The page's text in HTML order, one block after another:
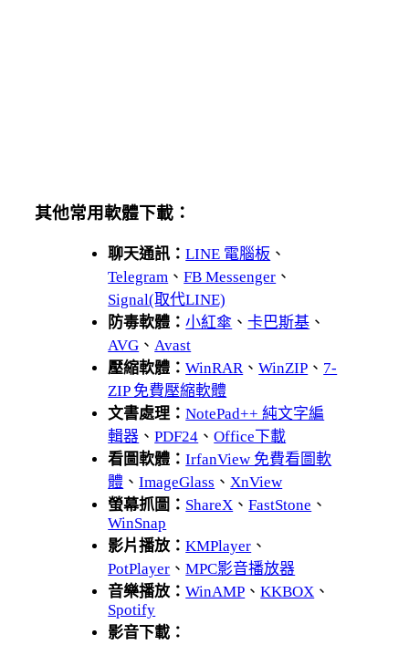
其他常用軟體下載：
聊天通訊：LINE 電腦板 、
Telegram 、FB Messenger 、
Signal(取代LINE)
防毒軟體：小紅傘 、卡巴斯基 、
AVG 、 Avast
壓縮軟體：WinRAR 、WinZIP 、 7-
ZIP 免費壓縮軟體
文書處理：NotePad++ 純文字編
輯器 、PDF24 、Office下載
看圖軟體：IrfanView 免費看圖軟
體 、ImageGlass 、 XnView
螢幕抓圖： ShareX 、FastStone 、
WinSnap
影片播放：KMPlayer 、
PotPlayer 、MPC影音播放器
音樂播放：WinAMP 、KKBOX 、
Spotify
影音下載：